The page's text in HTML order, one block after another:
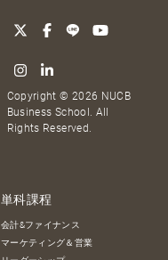
Copyright © 2026 NUCB
Business School. All
Rights Reserved.
単科課程
会計&ファイナンス
マーケティング＆営業